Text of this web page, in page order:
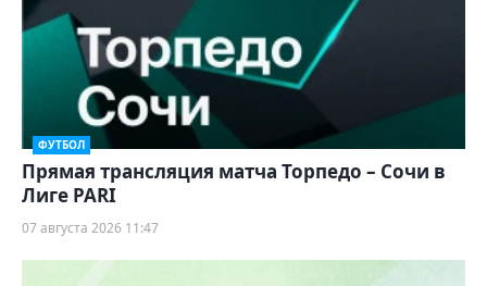
ФУТБОЛ
Прямая трансляция матча Торпедо – Сочи в
Лиге PARI
07 августа 2026 11:47